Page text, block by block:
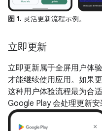
图 1. 灵活更新流程示例。
立即更新
立即更新属于全屏用户体
才能继续使用应用。如果
这种用户体验流程最为合
Google Play 会处理更新安